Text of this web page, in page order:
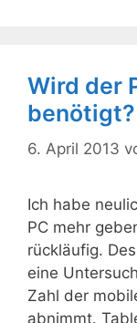
Wird der
benötigt?
6. April 2013
Ich habe
PC mehr
rückläufig.
eine
Zahl der
abnimmt.